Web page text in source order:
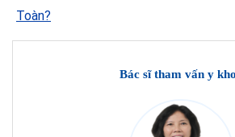
Toàn?
Bác sĩ tham vấn y